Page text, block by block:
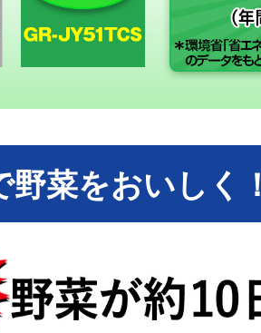
菜をおいしく！